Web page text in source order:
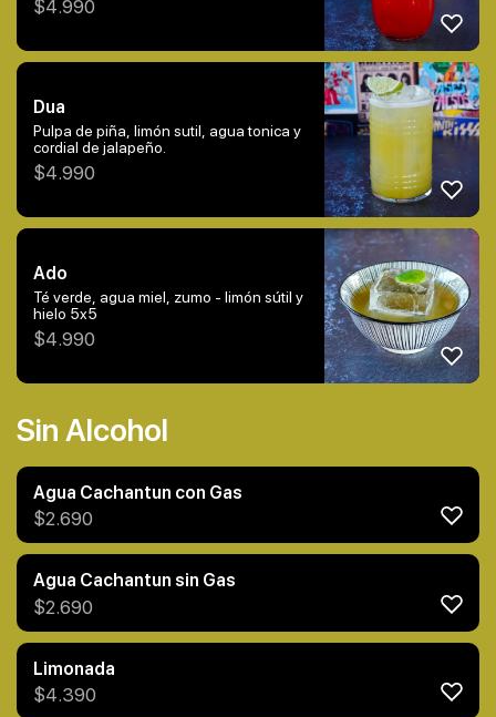
$4.990
Dua
Pulpa de piña, limón sutil, agua tonica y
cordial de jalapeño.
$4.990
Ado
Té verde, agua miel, zumo - limón sútil y
hielo 5x5
$4.990
Sin Alcohol
Agua Cachantun con Gas
$2.690
Agua Cachantun sin Gas
$2.690
Limonada
$4.390